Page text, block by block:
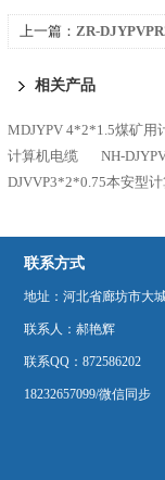
上一篇： ZR-
相关产品
MDJYPV 4*2*1.5煤矿用
计算机电缆
NH-
DJVVP3*2*0.75本安型
联系方式
地址：河北省廊坊市大
联系人：郝艳辉
联系QQ：872586202
18232657099/微信同步